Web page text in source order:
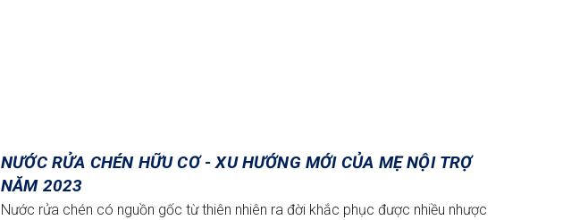
NƯỚC RỬA CHÉN HỮU CƠ - XU HƯỚNG MỚI CỦA MẸ NỘI TRỢ
NĂM 2023
Nước rửa chén có nguồn gốc từ thiên nhiên ra đời khắc phục được nhiều nhược